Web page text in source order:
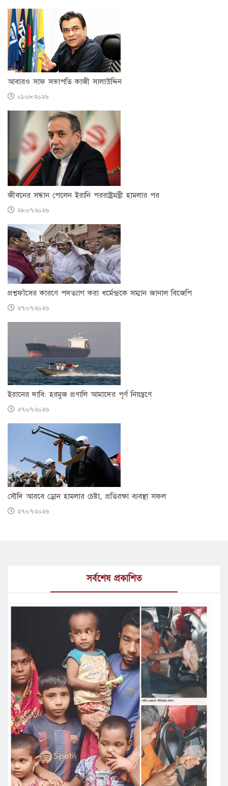
আবারও সাফ সভাপতি কাজী সালাউদ্দিন
০১/০৮/২০২৬
জীবনের সন্ধান পেলেন ইরানি পররাষ্ট্রমন্ত্রী হামলার পর
২৮/০৭/২০২৬
প্রশ্নফাঁসের কারণে পদত্যাগ করা ধর্মেন্দ্রকে সম্মান জানাল বিজেপি
২৭/০৭/২০২৬
ইরানের দাবি: হরমুজ প্রণালি আমাদের পূর্ণ নিয়ন্ত্রণে
২৭/০৭/২০২৬
সৌদি আরবে ড্রোন হামলার চেষ্টা, প্রতিরক্ষা ব্যবস্থা সফল
২৭/০৭/২০২৬
সর্বশেষ প্রকাশিত